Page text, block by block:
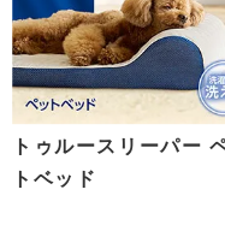
トゥルースリーパー
トベッド